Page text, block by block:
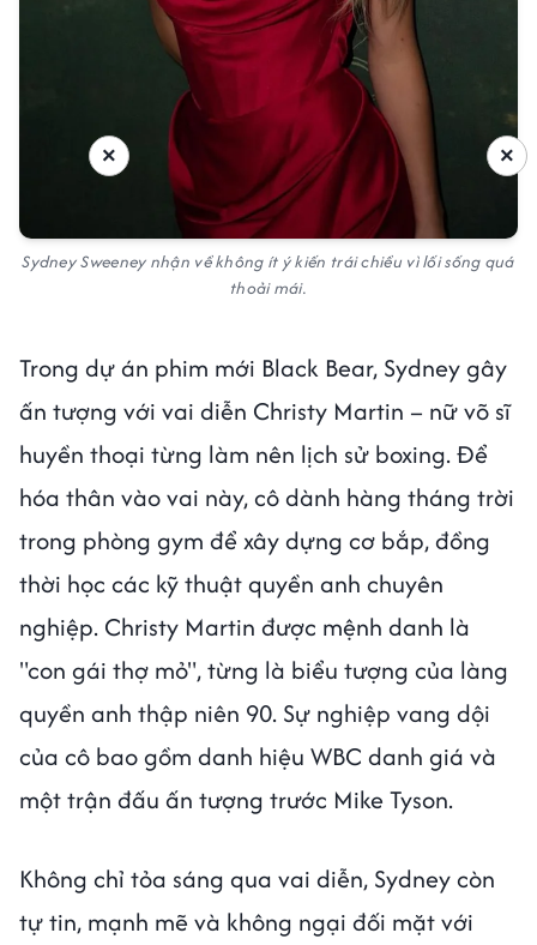
Sydney Sweeney nhận về không ít ý kiến trái chiều vì lối sống quá
thoải mái.
Trong dự án phim mới Black Bear, Sydney gây
ấn tượng với vai diễn Christy Martin – nữ võ sĩ
huyền thoại từng làm nên lịch sử boxing. Để
hóa thân vào vai này, cô dành hàng tháng trời
trong phòng gym để xây dựng cơ bắp, đồng
thời học các kỹ thuật quyền anh chuyên
nghiệp. Christy Martin được mệnh danh là
"con gái thợ mỏ", từng là biểu tượng của làng
quyền anh thập niên 90. Sự nghiệp vang dội
của cô bao gồm danh hiệu WBC danh giá và
một trận đấu ấn tượng trước Mike Tyson.
Không chỉ tỏa sáng qua vai diễn, Sydney còn
tự tin, mạnh mẽ và không ngại đối mặt với
×
×